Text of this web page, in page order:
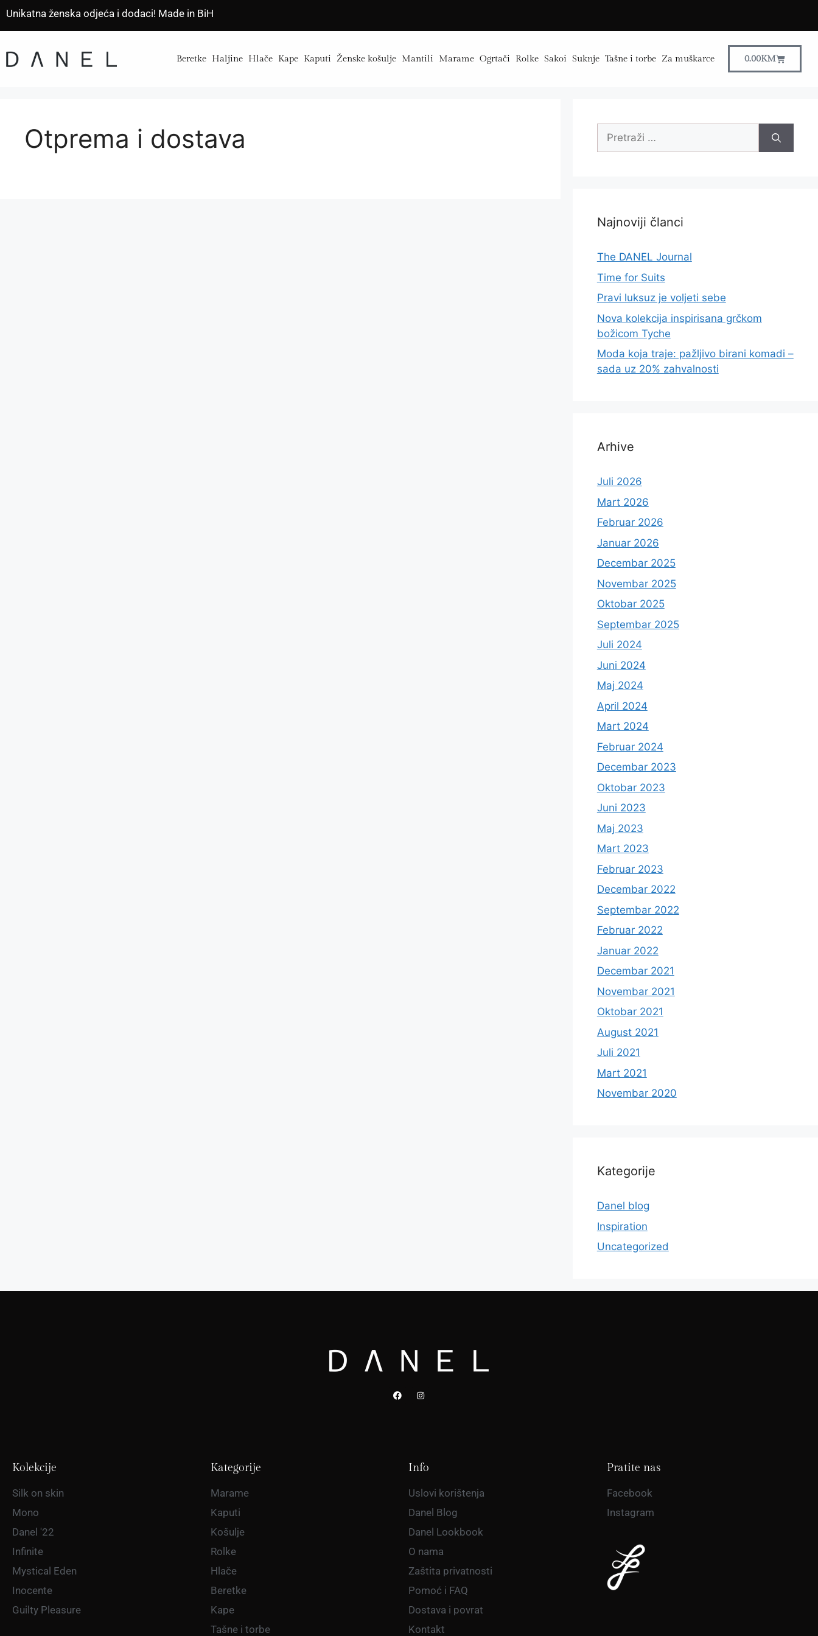
Unikatna ženska odjeća i dodaci! Made in BiH
Beretke Haljine Hlače Kape Kaputi Ženske košulje Mantili Marame Ogrtači Rolke Sakoi Suknje Tašne i torbe Za muškarce 0.00KM
Otprema i dostava
Najnoviji članci
The DANEL Journal
Time for Suits
Pravi luksuz je voljeti sebe
Nova kolekcija inspirisana grčkom
božicom Tyche
Moda koja traje: pažljivo birani komadi –
sada uz 20% zahvalnosti
Arhive
Juli 2026
Mart 2026
Februar 2026
Januar 2026
Decembar 2025
Novembar 2025
Oktobar 2025
Septembar 2025
Juli 2024
Juni 2024
Maj 2024
April 2024
Mart 2024
Februar 2024
Decembar 2023
Oktobar 2023
Juni 2023
Maj 2023
Mart 2023
Februar 2023
Decembar 2022
Septembar 2022
Februar 2022
Januar 2022
Decembar 2021
Novembar 2021
Oktobar 2021
August 2021
Juli 2021
Mart 2021
Novembar 2020
Kategorije
Danel blog
Inspiration
Uncategorized
Kolekcije
Silk on skin
Mono
Danel '22
Infinite
Mystical Eden
Inocente
Guilty Pleasure
Kategorije
Marame
Kaputi
Košulje
Rolke
Hlače
Beretke
Kape
Tašne i torbe
Info
Uslovi korištenja
Danel Blog
Danel Lookbook
O nama
Zaštita privatnosti
Pomoć i FAQ
Dostava i povrat
Kontakt
Pratite nas
Facebook
Instagram